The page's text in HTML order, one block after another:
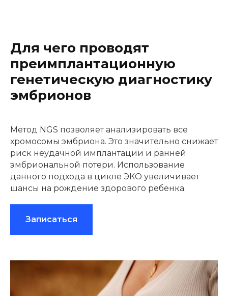
Для чего проводят
преимплантационную
генетическую диагностику
эмбрионов
Метод NGS позволяет анализировать все
хромосомы эмбриона. Это значительно снижает
риск неудачной имплантации и ранней
эмбриональной потери. Использование
данного подхода в цикле ЭКО увеличивает
шансы на рождение здорового ребенка.
Записаться